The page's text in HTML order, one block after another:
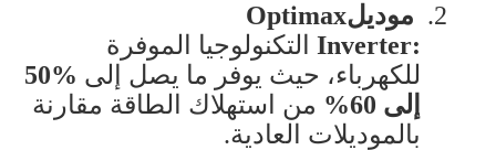
2. موديلOptimax
Inverter: التكنولوجيا الموفرة
للكهرباء، حيث يوفر ما يصل إلى 50%
إلى 60
% من استهلاك الطاقة مقارنة
بالموديلات العادية.